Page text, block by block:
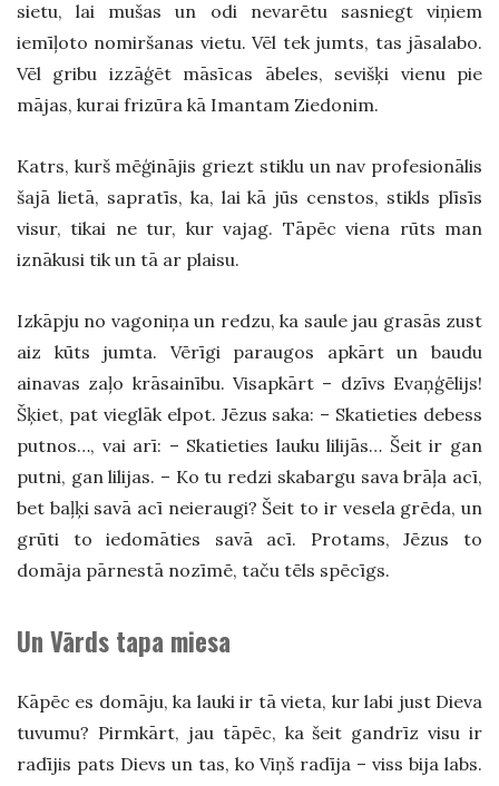
sietu, lai mušas un odi nevarētu sasniegt viņiem
iemīļoto nomiršanas vietu. Vēl tek jumts, tas jāsalabo.
Vēl gribu izzāģēt māsīcas ābeles, sevišķi vienu pie
mājas, kurai frizūra kā Imantam Ziedonim.
Katrs, kurš mēģinājis griezt stiklu un nav profesionālis
šajā lietā, sapratīs, ka, lai kā jūs censtos, stikls plīsīs
visur, tikai ne tur, kur vajag. Tāpēc viena rūts man
iznākusi tik un tā ar plaisu.
Izkāpju no vagoniņa un redzu, ka saule jau grasās zust
aiz kūts jumta. Vērīgi paraugos apkārt un baudu
ainavas zaļo krāsainību. Visapkārt – dzīvs Evaņģēlijs!
Šķiet, pat vieglāk elpot. Jēzus saka: – Skatieties debess
putnos…, vai arī: – Skatieties lauku lilijās… Šeit ir gan
putni, gan lilijas. – Ko tu redzi skabargu sava brāļa acī,
bet baļķi savā acī neieraugi? Šeit to ir vesela grēda, un
grūti to iedomāties savā acī. Protams, Jēzus to
domāja pārnestā nozīmē, taču tēls spēcīgs.
Un Vārds tapa miesa
Kāpēc es domāju, ka lauki ir tā vieta, kur labi just Dieva
tuvumu? Pirmkārt, jau tāpēc, ka šeit gandrīz visu ir
radījis pats Dievs un tas, ko Viņš radīja – viss bija labs.